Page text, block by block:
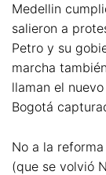
Medellin
salieron a
Petro y su
marcha
llaman el
Bogotá
No a la
(que se volvió